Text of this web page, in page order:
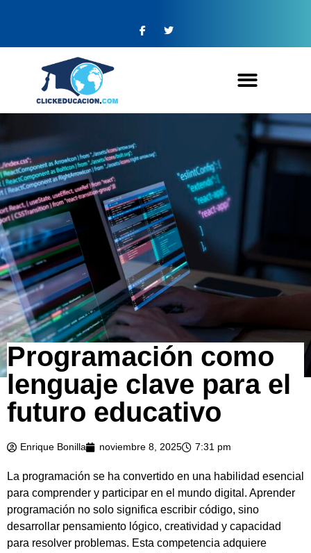
Programación como
lenguaje clave para el
futuro educativo
Enrique Bonilla noviembre 8, 2025 7:31 pm
La programación se ha convertido en una habilidad esencial
para comprender y participar en el mundo digital. Aprender
programación no solo significa escribir código, sino
desarrollar pensamiento lógico, creatividad y capacidad
para resolver problemas. Esta competencia adquiere